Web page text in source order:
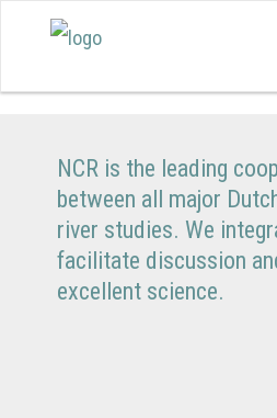
NCR is the leading
between all major
river studies. We
facilitate discussion
excellent science.